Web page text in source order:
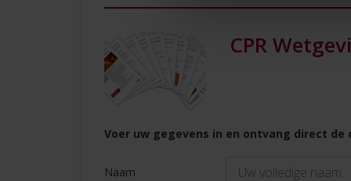
CPR
Voer uw gegevens in en ontvang direct de
Naam